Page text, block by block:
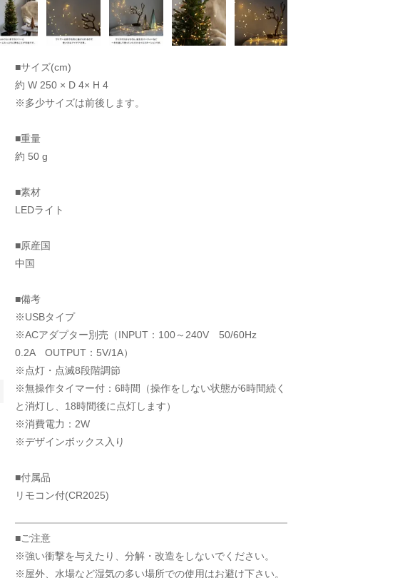
■サイズ(cm)
約 W 250 × D 4× H 4
※多少サイズは前後します。
■重量
約 50 g
■素材
LEDライト
■原産国
中国
■備考
※USBタイプ
※ACアダプター別売（INPUT：100～240V 50/60Hz
0.2A OUTPUT：5V/1A）
※点灯・点滅8段階調節
※無操作タイマー付：6時間（操作をしない状態が6時間続く
と消灯し、18時間後に点灯します）
※消費電力：2W
※デザインボックス入り
■付属品
リモコン付(CR2025)
■ご注意
※強い衝撃を与えたり、分解・改造をしないでください。
※屋外、水場など湿気の多い場所での使用はお避け下さい。